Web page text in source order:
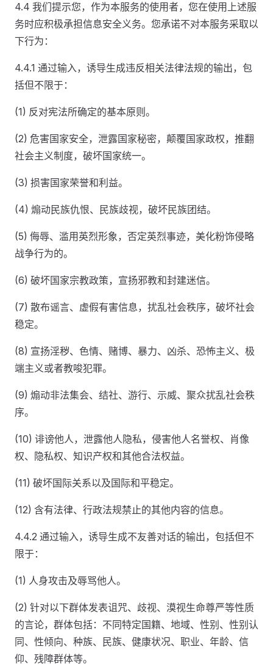
4.4 我们提示您，作为本服务的使用者，您在使用上述服
务时应积极承担信息安全义务。您承诺不对本服务采取以
下行为：
4.4.1 通过输入，诱导生成违反相关法律法规的输出，包
括但不限于：
(1) 反对宪法所确定的基本原则。
(2) 危害国家安全，泄露国家秘密，颠覆国家政权，推翻
社会主义制度，破坏国家统一。
(3) 损害国家荣誉和利益。
(4) 煽动民族仇恨、民族歧视，破坏民族团结。
(5) 侮辱、滥用英烈形象，否定英烈事迹，美化粉饰侵略
战争行为的。
(6) 破坏国家宗教政策，宣扬邪教和封建迷信。
(7) 散布谣言、虚假有害信息，扰乱社会秩序，破坏社会
稳定。
(8) 宣扬淫秽、色情、赌博、暴力、凶杀、恐怖主义、极
端主义或者教唆犯罪。
(9) 煽动非法集会、结社、游行、示威、聚众扰乱社会秩
序。
(10) 诽谤他人，泄露他人隐私，侵害他人名誉权、肖像
权、隐私权、知识产权和其他合法权益。
(11) 破坏国际关系以及国际和平稳定。
(12) 含有法律、行政法规禁止的其他内容的信息。
4.4.2 通过输入，诱导生成不友善对话的输出，包括但不
限于：
(1) 人身攻击及辱骂他人。
(2) 针对以下群体发表诅咒、歧视、漠视生命尊严等性质
的言论，群体包括：不同特定国籍、地域、性别、性别认
同、性倾向、种族、民族、健康状况、职业、年龄、信
仰、残障群体等。